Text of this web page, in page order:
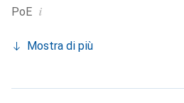
PoE i
Mostra di più